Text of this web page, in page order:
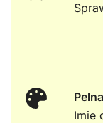
Imie